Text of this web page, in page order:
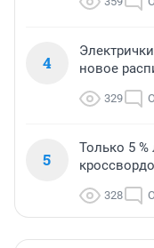
4
новое
329
5
Только 5
328